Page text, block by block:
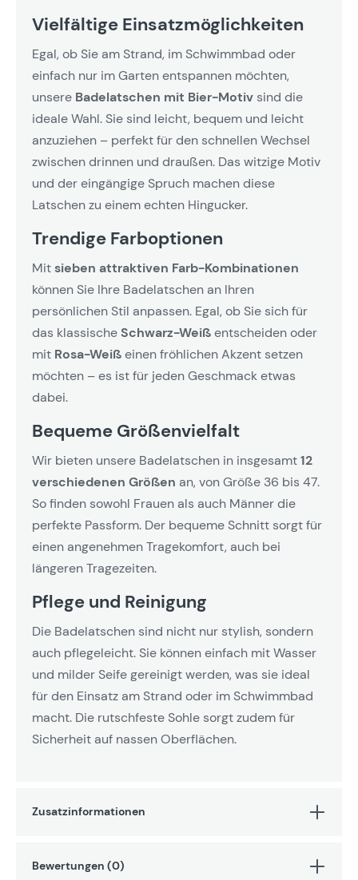
Vielfältige Einsatzmöglichkeiten
Egal, ob Sie am Strand, im Schwimmbad oder
einfach nur im Garten entspannen möchten,
unsere Badelatschen mit Bier-Motiv sind die
ideale Wahl. Sie sind leicht, bequem und leicht
anzuziehen – perfekt für den schnellen Wechsel
zwischen drinnen und draußen. Das witzige Motiv
und der eingängige Spruch machen diese
Latschen zu einem echten Hingucker.
Trendige Farboptionen
Mitsieben attraktiven Farb-Kombinationen
können Sie Ihre Badelatschen an Ihren
persönlichen Stil anpassen. Egal, ob Sie sich für
das klassische Schwarz-Weißentscheiden oder
mit Rosa-Weißeinen fröhlichen Akzent setzen
möchten – es ist für jeden Geschmack etwas
dabei.
Bequeme Größenvielfalt
Wir bieten unsere Badelatschen in insgesamt12
verschiedenen Größen an, von Größe 36 bis 47.
So finden sowohl Frauen als auch Männer die
perfekte Passform. Der bequeme Schnitt sorgt für
einen angenehmen Tragekomfort, auch bei
längeren Tragezeiten.
Pflege und Reinigung
Die Badelatschen sind nicht nur stylish, sondern
auch pflegeleicht. Sie können einfach mit Wasser
und milder Seife gereinigt werden, was sie ideal
für den Einsatz am Strand oder im Schwimmbad
macht. Die rutschfeste Sohle sorgt zudem für
Sicherheit auf nassen Oberflächen.
Zusatzinformationen
Bewertungen (0)